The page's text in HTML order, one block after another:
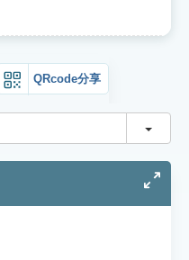
QRcode分享
切換